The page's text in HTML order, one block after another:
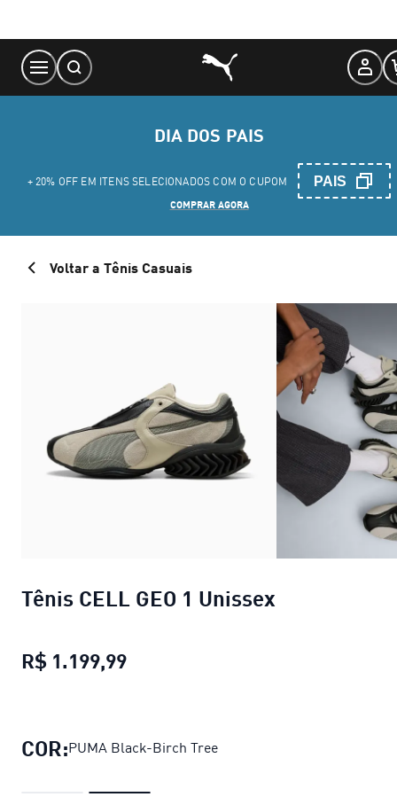
Content
DIA DOS PAIS
+ 20% OFF EM ITENS SELECIONADOS COM O CUPOM PAIS
COMPRAR AGORA
Voltar a Tênis Casuais
Tênis CELL GEO 1 Unissex
R$ 1.199,99
COR:PUMA Black-Birch Tree